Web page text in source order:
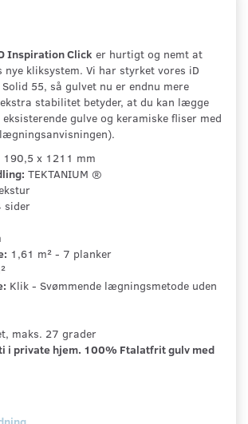
Inspiration Click er hurtigt og nemt at
kliksystem. Vi har styrket vores iD
55, så gulvet nu er endnu mere
stabilitet betyder, at du kan lægge
gulve og keramiske fliser med
190,5 x 1211 mm
TEKTANIUM ®
sider
1,61 m² - 7 planker
Klik - Svømmende lægningsmetode uden
maks. 27 grader
i private hjem. 100% Ftalatfrit gulv med